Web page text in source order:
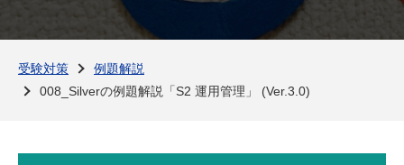
受験対策
例題解説
008_Silverの例題解説「S2 運用管理」 (Ver.3.0)